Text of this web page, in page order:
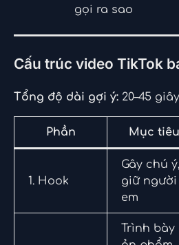
gọi ra sao
Cấu trúc video TikTok
Tổng độ dài gợi ý: 20–45 giây
Phần Mục tiêu
1. Hook
Gây chú ý,
giữ người
em
Trình bày